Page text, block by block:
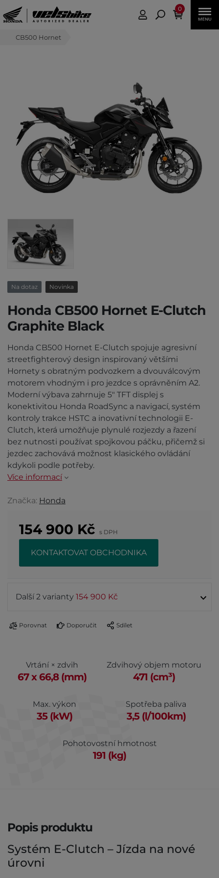
0
CB500 Hornet
Na dotaz Novinka
Honda CB500 Hornet E-Clutch
Graphite Black
Honda CB500 Hornet E-Clutch spojuje agresivní
streetfighterový design inspirovaný většími
Hornety s obratným podvozkem a dvouválcovým
motorem vhodným i pro jezdce s oprávněním A2.
Moderní výbava zahrnuje 5" TFT displej s
konektivitou Honda RoadSync a navigací, systém
kontroly trakce HSTC a inovativní technologii E-
Clutch, která umožňuje plynulé rozjezdy a řazení
bez nutnosti používat spojkovou páčku, přičemž si
jezdec zachovává možnost klasického ovládání
kdykoli podle potřeby.
Více informací
Značka: Honda
154 900 Kč s DPH
KONTAKTOVAT OBCHODNIKA
Další 2 varianty 154 900 Kč
Porovnat Doporučit Sdílet
Vrtání × zdvih
67 x 66,8 (mm)
Zdvihový objem motoru
471 (cm³)
Max. výkon
35 (kW)
Spotřeba paliva
3,5 (l/100km)
Pohotovostní hmotnost
191 (kg)
Popis produktu
Systém E-Clutch – Jízda na nové
úrovni